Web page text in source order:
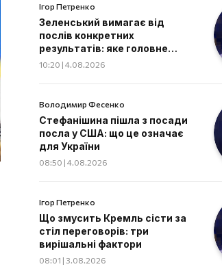
Ігор Петренко
Зеленський вимагає від
послів конкретних
результатів: яке головне
завдання дипломатів
10:20 | 4.08.2026
Володимир Фесенко
Стефанішина пішла з посади
посла у США: що це означає
для України
08:50 | 4.08.2026
Ігор Петренко
Що змусить Кремль сісти за
стіл переговорів: три
вирішальні фактори
08:01 | 3.08.2026